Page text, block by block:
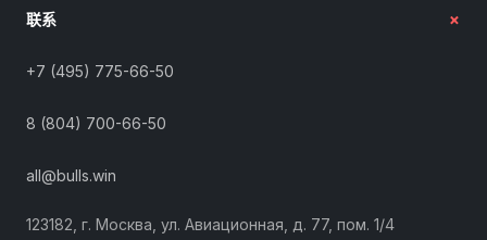
联系 +
+7 (495) 775-66-50
8 (804) 700-66-50
all@bulls.win
123182, г. Москва, ул. Авиационная, д. 77, пом. 1/4